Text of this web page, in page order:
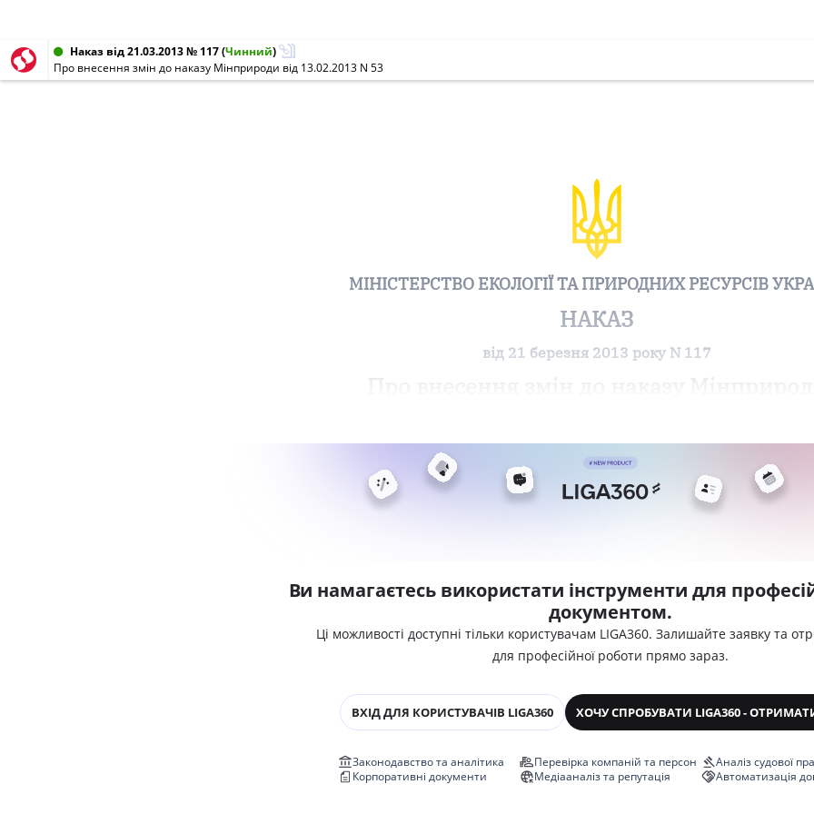
Наказ від 21.03.2013 № 117(Чинний)
Про внесення змін до наказу Мінприроди від 13.02.2013 N 53
МІНІСТЕРСТВО ЕКОЛОГІЇ ТА ПРИРОДНИХ РЕСУРСІВ
НАКАЗ
від 21 березня 2013 року N 117
Ви намагаєтесь використати інструменти для
документом.
Ці можливості доступні тільки користувачам LIGA360. Залишайте заявку та
для професійної роботи прямо зараз.
ВХІД ДЛЯ КОРИСТУВАЧІВ LIGA360 ХОЧУ СПРОБУВАТИ LIGA360 -
Законодавство та аналітика
Корпоративні документи
Перевірка компаній та персон
Медіааналіз та репутація
Аналіз судової
Автоматизація